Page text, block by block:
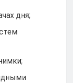
дня;